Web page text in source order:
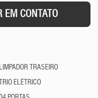
EM CONTATO
LIMPADOR TRASEIRO
TRIO ELÉTRICO